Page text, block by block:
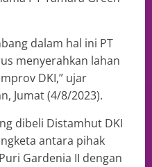
dalam hal ini PT
menyerahkan lahan
DKI,” ujar
Jumat (4/8/2023).
dibeli Distamhut DKI
antara pihak
Gardenia II dengan